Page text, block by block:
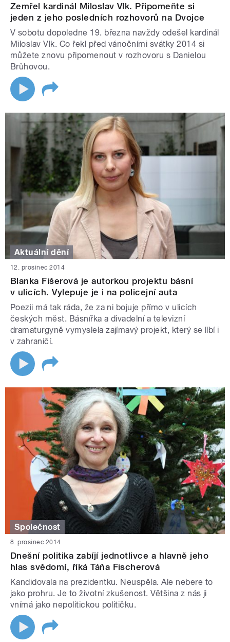
Zemřel kardinál Miloslav Vlk. Připomeňte si
jeden z jeho posledních rozhovorů na Dvojce
V sobotu dopoledne 19. března navždy odešel kardinál
Miloslav Vlk. Co řekl před vánočními svátky 2014 si
můžete znovu připomenout v rozhovoru s Danielou
Brůhovou.
Aktuální dění
12. prosinec 2014
Blanka Fišerová je autorkou projektu básní
v ulicích. Vylepuje je i na policejní auta
Poezii má tak ráda, že za ni bojuje přímo v ulicích
českých měst. Básnířka a divadelní a televizní
dramaturgyně vymyslela zajímavý projekt, který se líbí i
v zahraničí.
Společnost
8. prosinec 2014
Dnešní politika zabíjí jednotlivce a hlavně jeho
hlas svědomí, říká Táňa Fischerová
Kandidovala na prezidentku. Neuspěla. Ale nebere to
jako prohru. Je to životní zkušenost. Většina z nás ji
vnímá jako nepolitickou političku.